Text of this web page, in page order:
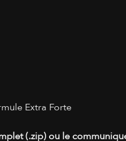
Extra Forte
(.zip) ou le